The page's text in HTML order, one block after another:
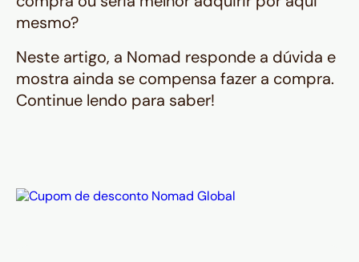
mesmo?
Neste artigo, a Nomad responde a dúvida e
mostra ainda se compensa fazer a compra.
Continue lendo para saber!